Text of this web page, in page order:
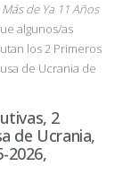
de Ya 11 Años
algunos/as
los 2 Primeros
de Ucrania de
2
de Ucrania,
2026,